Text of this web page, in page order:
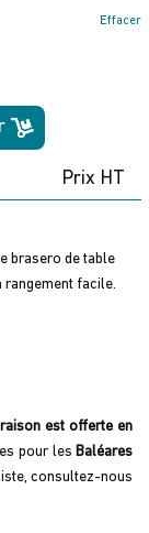
Effacer
Prix HT
brasero de table
rangement facile.
est offerte en
pour les Baléares
consultez-nous